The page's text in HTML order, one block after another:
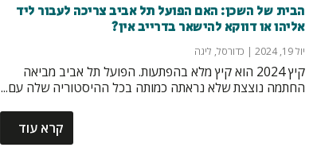
הבית של השכן: האם הפועל תל אביב צריכה לעבור ליד
אליהו או דווקא להישאר בדרייב אין?
יול 19, 2024 | כדורסל, ליגה
קיץ 2024 הוא קיץ מלא בהפתעות. הפועל תל אביב מביאה
החתמה נוצצת שלא נראתה כמותה בכל ההיסטוריה שלה עם...
קרא עוד